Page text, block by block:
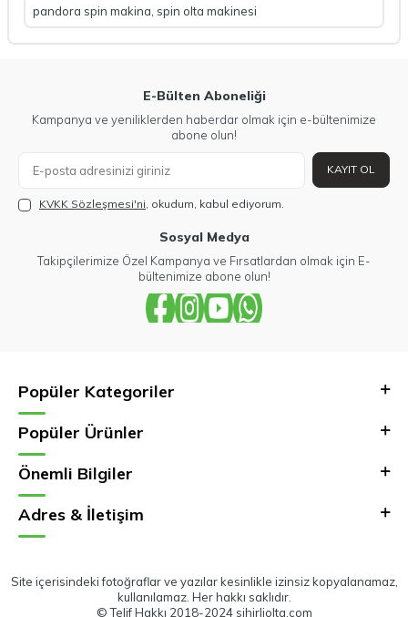
pandora spin makina, spin olta makinesi
E-Bülten Aboneliği
Kampanya ve yeniliklerden haberdar olmak için e-bültenimize
abone olun!
KAYIT OL
KVKK Sözleşmesi'ni, okudum, kabul ediyorum.
Sosyal Medya
Takipçilerimize Özel Kampanya ve Fırsatlardan olmak için E-
bültenimize abone olun!
Popüler Kategoriler
Popüler Ürünler
Önemli Bilgiler
Adres & İletişim
Site içerisindeki fotoğraflar ve yazılar kesinlikle izinsiz kopyalanamaz,
kullanılamaz. Her hakkı saklıdır.
© Telif Hakkı 2018-2024 sihirliolta.com